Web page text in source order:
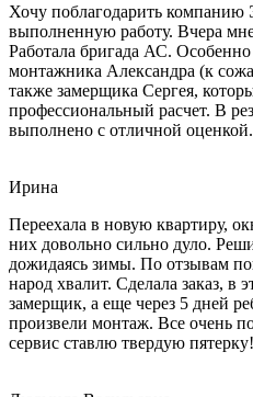
Хочу поблагодарить компанию
выполненную работу. Вчера
Работала бригада АС. Особенно
монтажника Александра (к
также замерщика Сергея,
профессиональный расчет. В
выполнено с отличной оценкой.
Ирина
Переехала в новую квартиру,
них довольно сильно дуло.
дожидаясь зимы. По отзывам
народ хвалит. Сделала заказ, в
замерщик, а еще через 5 дней
произвели монтаж. Все очень
сервис ставлю твердую пятерку!